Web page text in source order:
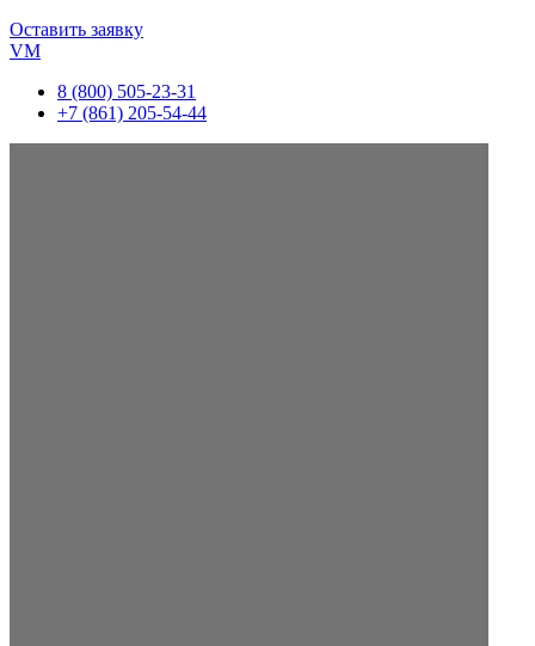
Оставить заявку
VM
8 (800) 505-23-31
+7 (861) 205-54-44